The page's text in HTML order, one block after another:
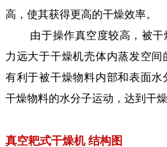
高，使其获得更高的干燥效率。
由于操作真空度较高，被干
力远大于干燥机壳体内蒸发空间
有利于被干燥物料内部和表面水
干燥物料的水分子运动，达到干燥
真空耙式干燥机 结构图